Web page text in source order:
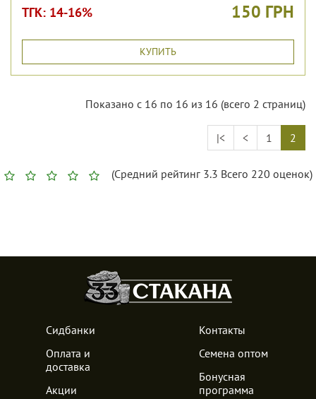
ТГК: 14-16%
150 ГРН
КУПИТЬ
Показано с 16 по 16 из 16 (всего 2 страниц)
|< < 1 2
(Средний рейтинг 3.3 Всего 220 оценок)
Сидбанки
Оплата и
доставка
Акции
Контакты
Семена оптом
Бонусная
программа